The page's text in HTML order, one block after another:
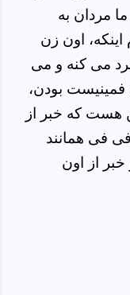
مردان به
اون زن
می کنه و می
فمینیست بودن،
که خبر از
فی همانند
از اون